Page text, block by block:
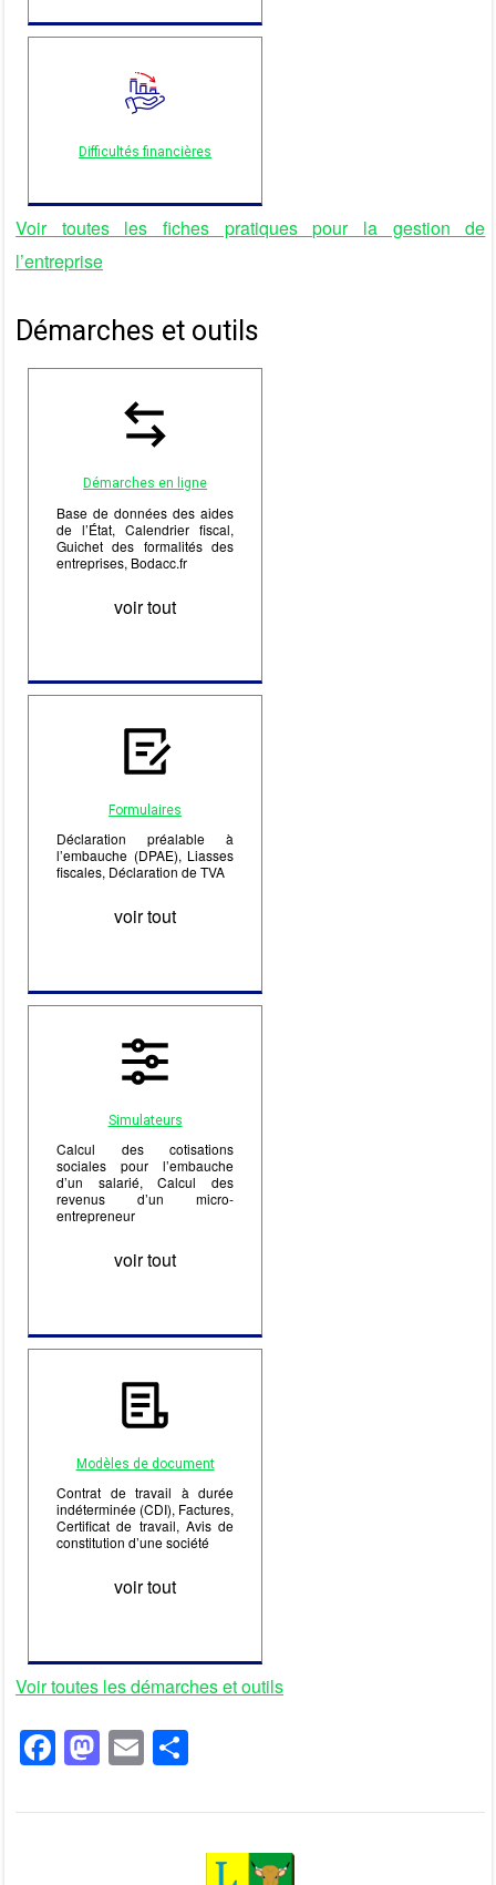
Difficultés financières
Voir toutes les fiches pratiques pour la gestion de
l’entreprise
Démarches et outils
Démarches en ligne
Base de données des aides
de l’État, Calendrier fiscal,
Guichet des formalités des
entreprises, Bodacc.fr
voir tout
Formulaires
Déclaration préalable à
l’embauche (DPAE), Liasses
fiscales, Déclaration de TVA
voir tout
Simulateurs
Calcul des cotisations
sociales pour l’embauche
d’un salarié, Calcul des
revenus d’un micro-
entrepreneur
voir tout
Modèles de document
Contrat de travail à durée
indéterminée (CDI), Factures,
Certificat de travail, Avis de
constitution d’une société
voir tout
Voir toutes les démarches et outils
F
c
M
st
E
ailta
g